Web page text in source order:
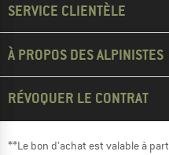
SERVICE CLIENTÈLE
À PROPOS DES ALPINISTES
RÉVOQUER LE CONTRAT
**Le bon d'achat est valable à